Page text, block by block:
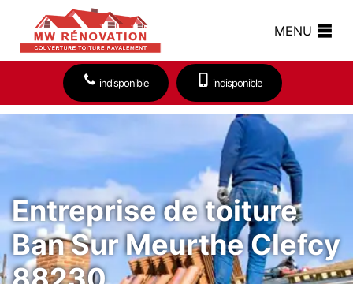
MENU
indisponible indisponible
Entreprise de toiture
Ban Sur Meurthe Clefcy